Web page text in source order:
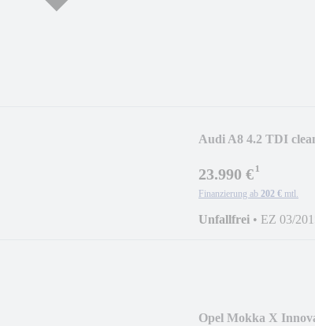
Audi A8 4.2 TDI
23.990 €¹
Finanzierung ab 202 € mtl.
Unfallfrei • EZ 03/
Opel Mokka X